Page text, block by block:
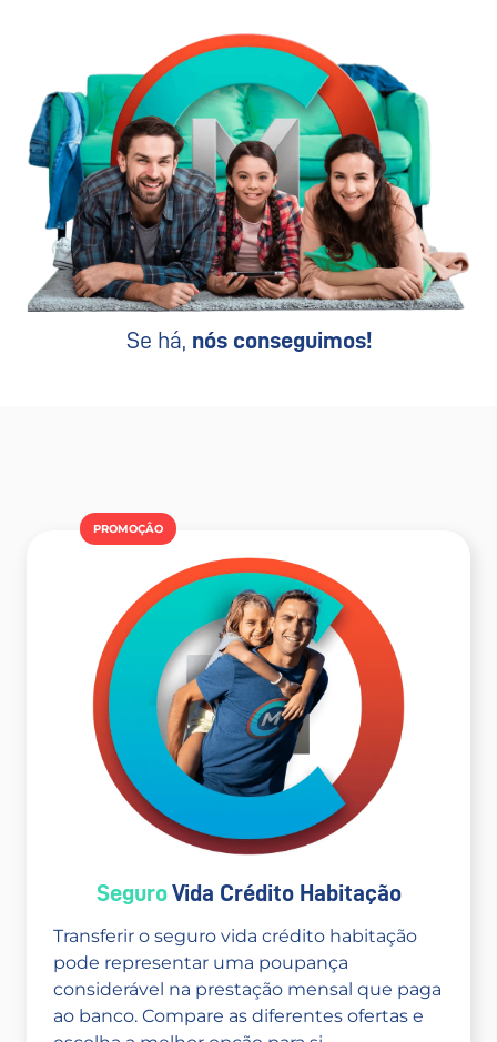
Se há, nós conseguimos!
PROMOÇÂO
SeguroVida Crédito Habitação
Transferir o seguro vida crédito habitação
pode representar uma poupança
considerável na prestação mensal que paga
ao banco. Compare as diferentes ofertas e